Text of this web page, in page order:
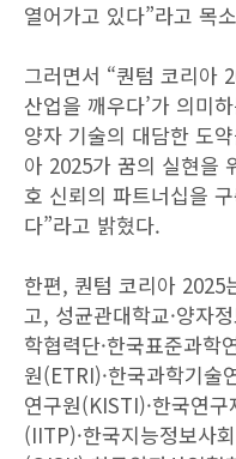
열어가고 있다”라고 목
그러면서 “퀀텀 코리아
산업을 깨우다’가 의미
양자 기술의 대담한 도
아 2025가 꿈의 실현을
호 신뢰의 파트너십을
다”라고 밝혔다.
한편, 퀀텀 코리아 2025
고, 성균관대학교·양자
학협력단·한국표준과학
원(ETRI)·한국과학기술
연구원(KISTI)·한국연
(IITP)·한국지능정보사